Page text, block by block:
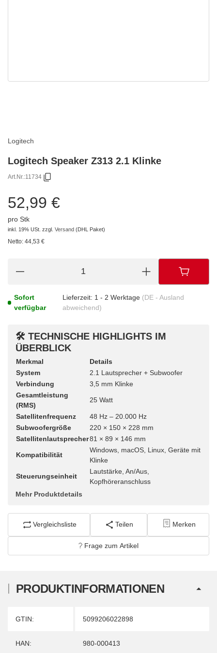
Logitech
Logitech Speaker Z313 2.1 Klinke
Art.Nr.:11734
52,99 €
pro Stk
inkl. 19% USt. zzgl. Versand (DHL Paket)
Netto: 44,53 €
Sofort
verfügbar
Lieferzeit: 1 - 2 Werktage (DE - Ausland
abweichend)
🛠️ TECHNISCHE HIGHLIGHTS IM
ÜBERBLICK
Merkmal
Details
System
2.1 Lautsprecher + Subwoofer
Verbindung
3,5 mm Klinke
Gesamtleistung
(RMS)
25 Watt
Satellitenfrequenz
48 Hz – 20.000 Hz
Subwoofergröße
220 × 150 × 228 mm
Satellitenlautsprecher81 × 89 × 146 mm
Kompatibilität
Windows, macOS, Linux, Geräte mit
Klinke
Steuerungseinheit
Lautstärke, An/Aus,
Kopfhöreranschluss
Mehr Produktdetails
Vergleichsliste Teilen Merken
Frage zum Artikel
PRODUKTINFORMATIONEN
Produkteigenschaft
Wert
GTIN: 5099206022898
HAN: 980-000413